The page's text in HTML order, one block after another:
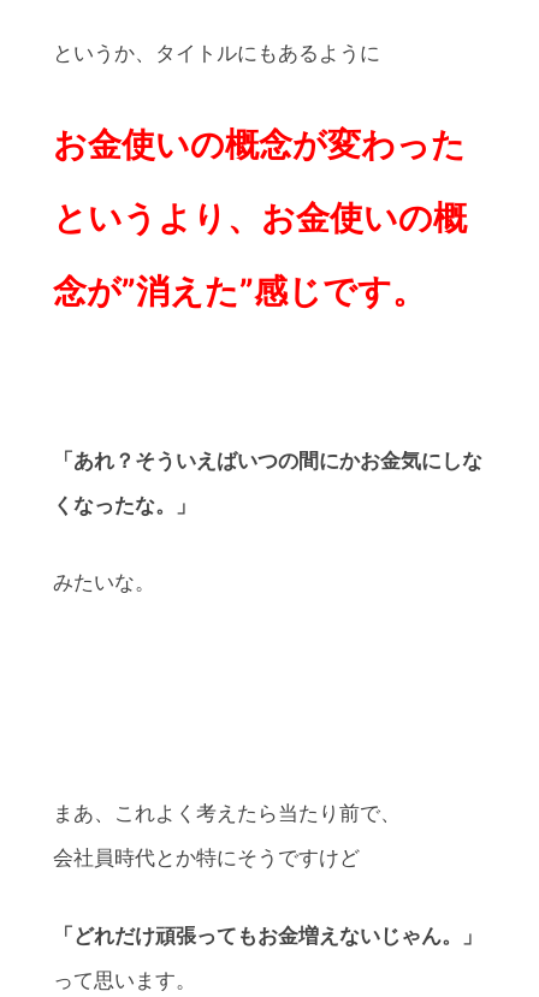
というか、タイトルにもあるように
お金使いの概念が変わった
というより、 お金使いの概
念が”消えた”感じです。
「あれ？そういえばいつの間にかお金気にしな
くなったな。」
みたいな。
まあ、これよく考えたら当たり前で、
会社員時代とか特にそうですけど
「どれだけ頑張ってもお金増えないじゃん。」
って思います。